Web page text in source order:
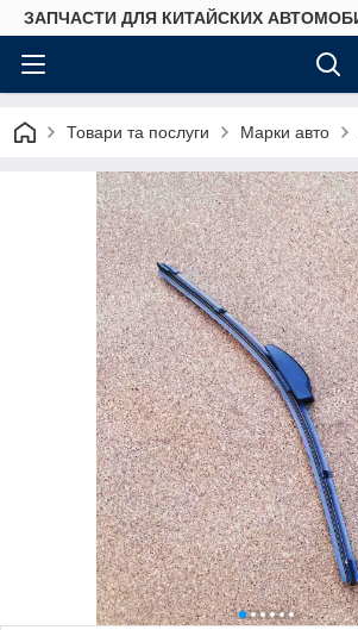
ЗАПЧАСТИ ДЛЯ КИТАЙСКИХ
Товари та послуги Марки авто